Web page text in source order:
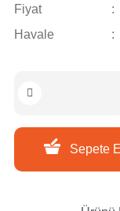
Fiyat
Havale
Sepete